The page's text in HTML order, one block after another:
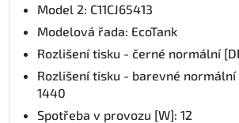
Model 2: C11CJ65413
Modelová řada: EcoTank
Rozlišení tisku - černé normální
Rozlišení tisku - barevné normální
1440
Spotřeba v provozu [W]: 12